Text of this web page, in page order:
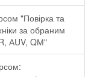
"Повірка та
за обраним
АUV, QМ"